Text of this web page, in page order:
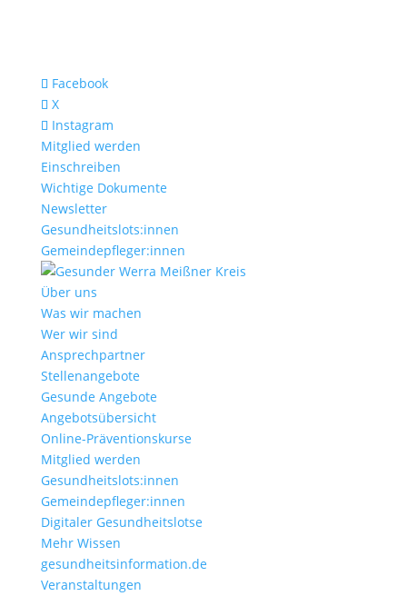
Facebook
X
Instagram
Mitglied werden
Einschreiben
Wichtige Dokumente
Newsletter
Gesundheitslots:innen
Gemeindepfleger:innen
Über uns
Was wir machen
Wer wir sind
Ansprechpartner
Stellenangebote
Gesunde Angebote
Angebotsübersicht
Online-Präventionskurse
Mitglied werden
Gesundheitslots:innen
Gemeindepfleger:innen
Digitaler Gesundheitslotse
Mehr Wissen
gesundheitsinformation.de
Veranstaltungen